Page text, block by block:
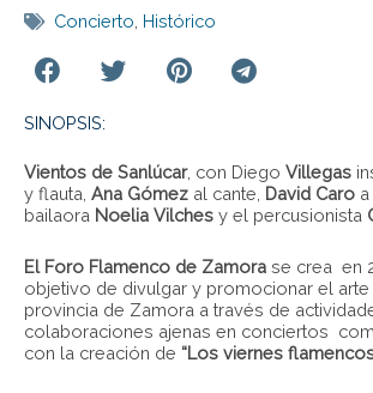
Concierto Histórico
SINOPSIS:
Vientos de Sanlúcar, con Diego Villegas
y flauta, Ana Gómez al cante, David Caro
bailaora Noelia Vilches y el percusionista
El Foro Flamenco de Zamora se crea en
objetivo de divulgar y promocionar el
provincia de Zamora a través de
colaboraciones ajenas en conciertos
con la creación de “Los viernes